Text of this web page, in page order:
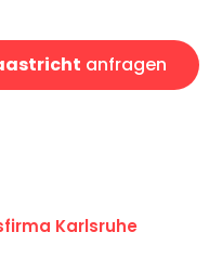
anfragen
Karlsruhe